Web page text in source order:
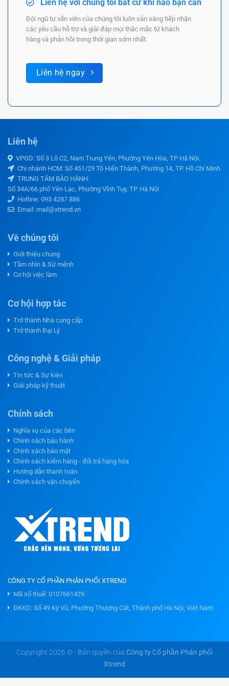
Liên hệ với chúng tôi bất cứ khi nào bạn cần
Đội ngũ tư vấn viên của chúng tôi luôn sẵn sàng tiếp nhận
các yêu cầu hỗ trợ và giải đáp mọi thắc mắc từ khách
hàng và phản hồi trong thời gian sớm nhất.
Liên hệ ngay
Liên hệ
VPGD: Số 3 Lô C2, Nam Trung Yên, Phường Yên Hòa, TP Hà Nội.
Chi nhánh HCM: Số 451/29 Tô Hiến Thành, Phường 14, TP. Hồ Chí Minh
TRUNG TÂM BẢO HÀNH:
Số 34A/66 phố Yên Lạc, Phường Vĩnh Tuy, TP. Hà Nội
Hotline: 093 4287 886
Email: mail@xtrend.vn
Về chúng tôi
Giới thiệu chung
Tầm nhìn & Sứ mệnh
Cơ hội việc làm
Cơ hội hợp tác
Trở thành Nhà cung cấp
Trở thành Đại Lý
Công nghệ & Giải pháp
Tin tức & Sự kiện
Giải pháp kỹ thuật
Chính sách
Nghĩa vụ của các bên
Chính sách bảo hành
Chính sách bảo mật
Chính sách kiểm hàng - đổi trả hàng hóa
Hướng dẫn thanh toán
Chính sách vận chuyển
CÔNG TY CỔ PHẦN PHÂN PHỐI XTREND
Mã số thuế: 0107661429
ĐKKD: Số 49 Kỳ Vũ, Phường Thượng Cát, Thành phố Hà Nội, Việt Nam
Copyright 2026 © - Bản quyền của Công ty Cổ phần Phân phối
Xtrend